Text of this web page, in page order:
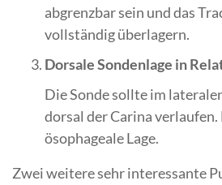
abgrenzbar sein und das
vollständig überlagern.
Dorsale Sondenlage in
Die Sonde sollte im
dorsal der Carina
ösophageale Lage.
Zwei weitere sehr interessante